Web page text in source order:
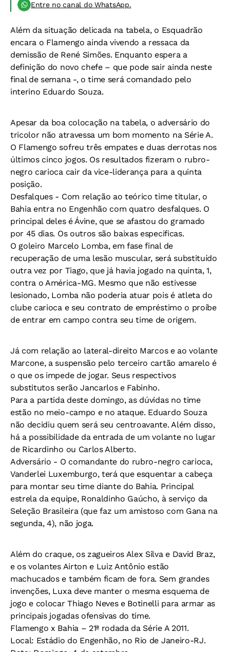
Entre no canal do WhatsApp.
Além da situação delicada na tabela, o Esquadrão
encara o Flamengo ainda vivendo a ressaca da
demissão de René Simões. Enquanto espera a
definição do novo chefe – que pode sair ainda neste
final de semana -, o time será comandado pelo
interino Eduardo Souza.
Apesar da boa colocação na tabela, o adversário do
tricolor não atravessa um bom momento na Série A.
O Flamengo sofreu três empates e duas derrotas nos
últimos cinco jogos. Os resultados fizeram o rubro-
negro carioca cair da vice-liderança para a quinta
posição.
Desfalques - Com relação ao teórico time titular, o
Bahia entra no Engenhão com quatro desfalques. O
principal deles é Ávine, que se afastou do gramado
por 45 dias. Os outros são baixas especificas.
O goleiro Marcelo Lomba, em fase final de
recuperação de uma lesão muscular, será substituído
outra vez por Tiago, que já havia jogado na quinta, 1,
contra o América-MG. Mesmo que não estivesse
lesionado, Lomba não poderia atuar pois é atleta do
clube carioca e seu contrato de empréstimo o proíbe
de entrar em campo contra seu time de origem.
Já com relação ao lateral-direito Marcos e ao volante
Marcone, a suspensão pelo terceiro cartão amarelo é
o que os impede de jogar. Seus respectivos
substitutos serão Jancarlos e Fabinho.
Para a partida deste domingo, as dúvidas no time
estão no meio-campo e no ataque. Eduardo Souza
não decidiu quem será seu centroavante. Além disso,
há a possibilidade da entrada de um volante no lugar
de Ricardinho ou Carlos Alberto.
Adversário - O comandante do rubro-negro carioca,
Vanderlei Luxemburgo, terá que esquentar a cabeça
para montar seu time diante do Bahia. Principal
estrela da equipe, Ronaldinho Gaúcho, à serviço da
Seleção Brasileira (que faz um amistoso com Gana na
segunda, 4), não joga.
Além do craque, os zagueiros Alex Silva e David Braz,
e os volantes Airton e Luiz Antônio estão
machucados e também ficam de fora. Sem grandes
invenções, Luxa deve manter o mesma esquema de
jogo e colocar Thiago Neves e Botinelli para armar as
principais jogadas ofensivas do time.
Flamengo x Bahia – 21ª rodada da Série A 2011.
Local: Estádio do Engenhão, no Rio de Janeiro-RJ.